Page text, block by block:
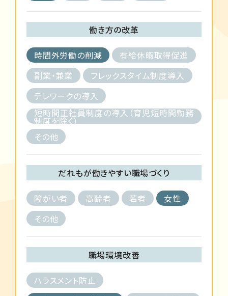
働き方の改革
時間外労働の削減
有給休暇取得促進
副業・兼業
フレックスタイム制度導入
テレワークの導入
短時間正社員制度の導入（育児短時間勤務
制度を除く）
その他
だれもが働きやすい職場づくり
障がい者 高齢者 若者
女性
その他
職場環境改善
ハラスメント防止